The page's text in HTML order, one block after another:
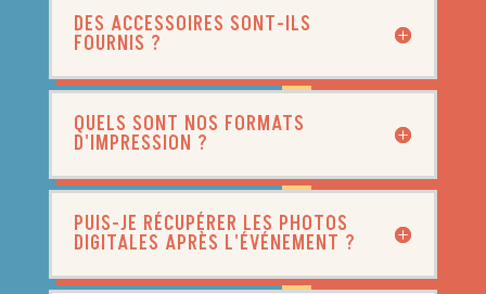
DES ACCESSOIRES SONT-ILS
FOURNIS ?
QUELS SONT NOS FORMATS
D'IMPRESSION ?
PUIS-JE RÉCUPÉRER LES PHOTOS
DIGITALES APRÈS L'ÉVÉNEMENT ?